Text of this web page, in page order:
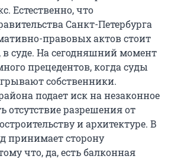
Естественно, что
Санкт-Петербурга
правовых актов стоит
суде. На сегодняшний момент
прецедентов, когда суды
собственники.
подает иск на незаконное
отсутствие разрешения от
и архитектуре. В
принимает сторону
что, да, есть балконная